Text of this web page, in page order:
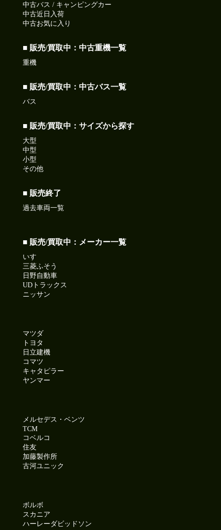
中古バス / キャンピングカー
中古近日入荷
中古お気に入り
■ 販売/買取中：中古重機一覧
重機
■ 販売/買取中：中古バス一覧
バス
■ 販売/買取中：サイズから探す
大型
中型
小型
その他
■ 販売終了
過去車両一覧
■ 販売/買取中：メーカー一覧
いすゞ
三菱ふそう
日野自動車
UDトラックス
ニッサン
マツダ
トヨタ
日立建機
コマツ
キャタピラー
ヤンマー
メルセデス・ベンツ
TCM
コベルコ
住友
加藤製作所
古河ユニック
ボルボ
スカニア
ハーレーダビッドソン